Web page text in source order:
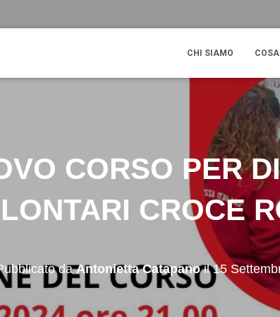
CHI SIAMO
CORSO PER
CROCE
daAntonietta Catapanoil15